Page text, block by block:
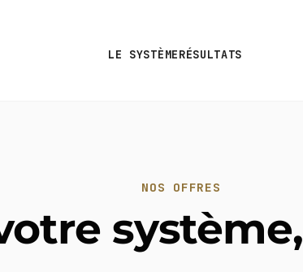
LE SYSTÈMERÉSULTATS
NOS OFFRES
système,